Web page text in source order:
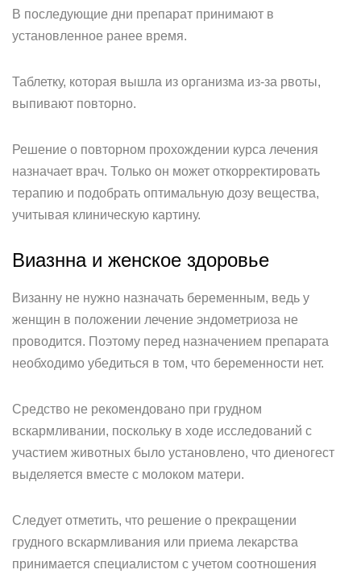
В последующие дни препарат принимают в
установленное ранее время.
Таблетку, которая вышла из организма из-за рвоты,
выпивают повторно.
Решение о повторном прохождении курса лечения
назначает врач. Только он может откорректировать
терапию и подобрать оптимальную дозу вещества,
учитывая клиническую картину.
Виазнна и женское здоровье
Визанну не нужно назначать беременным, ведь у
женщин в положении лечение эндометриоза не
проводится. Поэтому перед назначением препарата
необходимо убедиться в том, что беременности нет.
Средство не рекомендовано при грудном
вскармливании, поскольку в ходе исследований с
участием животных было установлено, что диеногест
выделяется вместе с молоком матери.
Следует отметить, что решение о прекращении
грудного вскармливания или приема лекарства
принимается специалистом с учетом соотношения